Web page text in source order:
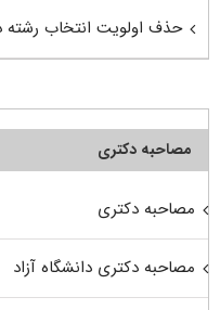
حذف اولویت انتخاب رشته
مصاحبه دکتری
مصاحبه دکتری
مصاحبه دکتری دانشگاه آزاد